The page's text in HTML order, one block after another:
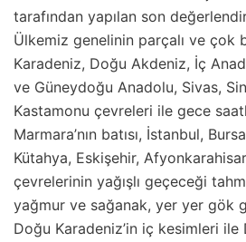
tarafından yapılan son
Ülkemiz genelinin parçalı ve çok
Karadeniz, Doğu Akdeniz, İç
ve Güneydoğu Anadolu, Sivas,
Kastamonu çevreleri ile gece
Marmara’nın batısı, İstanbul,
Kütahya, Eskişehir,
çevrelerinin yağışlı geçeceği
yağmur ve sağanak, yer yer gök
Doğu Karadeniz’in iç kesimleri ile